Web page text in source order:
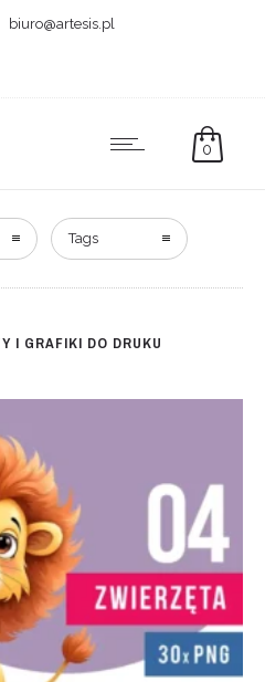
biuro@artesis.pl
0
Tags
I GRAFIKI DO DRUKU